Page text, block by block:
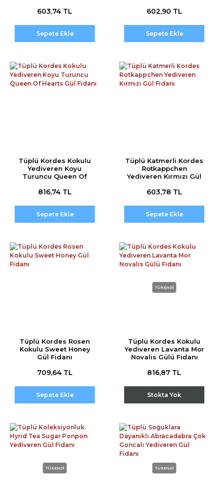
603,74 TL
Sepete Ekle
602,90 TL
Sepete Ekle
Tüplü Kordes Kokulu
Yediveren Koyu
Turuncu Queen Of
816,74 TL
Sepete Ekle
Tüplü Katmerli Kordes
Rotkappchen
Yediveren Kırmızı Gül
603,78 TL
Sepete Ekle
Tüplü Kordes Rosen
Kokulu Sweet Honey
Gül Fidanı
709,64 TL
Sepete Ekle
TÜKENDİ
Tüplü Kordes Kokulu
Yediveren Lavanta Mor
Novalis Gülü Fidanı
816,87 TL
Stokta Yok
TÜKENDİ TÜKENDİ